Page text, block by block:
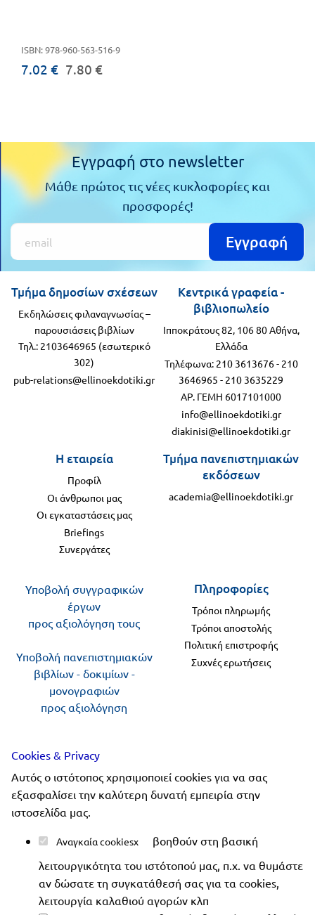
ISBN: 978-960-563-516-9
7.02 € 7.80 €
Εγγραφή στο newsletter
Μάθε πρώτος τις νέες κυκλοφορίες και
προσφορές!
Εγγραφή
Κεντρικά γραφεία -
βιβλιοπωλείο
Ιπποκράτους 82, 106 80 Αθήνα,
Ελλάδα
Τηλέφωνα: 210 3613676- 210
3646965 - 210 3635229
ΑΡ. ΓΕΜΗ 6017101000
info@ellinoekdotiki.gr
diakinisi@ellinoekdotiki.gr
Η εταιρεία
Προφίλ
Οι άνθρωποι μας
Οι εγκαταστάσεις μας
Briefings
Συνεργάτες
Τμήμα δημοσίων σχέσεων
Εκδηλώσεις φιλαναγνωσίας –
παρουσιάσεις βιβλίων
Τηλ.: 2103646965 (εσωτερικό
302)
pub-relations@ellinoekdotiki.gr
Τμήμα πανεπιστημιακών
εκδόσεων
academia@ellinoekdotiki.gr
Πληροφορίες
Τρόποι πληρωμής
Τρόποι αποστολής
Πολιτική επιστροφής
Συχνές ερωτήσεις
Υποβολή συγγραφικών
έργων
προς αξιολόγηση τους
Υποβολή πανεπιστημιακών
βιβλίων - δοκιμίων -
μονογραφιών
προς αξιολόγηση
Copyright 2019-2026 ellinoekdotiki.gr - All rights
| Προστασία δεδομένων
Ασφάλεια συναλλαγών
Cookies & Privacy
Αυτός ο ιστότοπος χρησιμοποιεί cookies για να σας
εξασφαλίσει την καλύτερη δυνατή εμπειρία στην
ιστοσελίδα μας.
Αναγκαία cookies
βοηθούν στη βασική
λειτουργικότητα του ιστότοπού μας, π.χ. να θυμάστε
αν δώσατε τη συγκατάθεσή σας για τα cookies,
λειτουργία καλαθιού αγορών κλπ